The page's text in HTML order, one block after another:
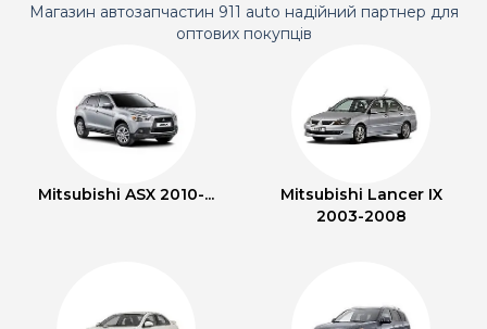
Магазин автозапчастин 911 auto надійний партнер для
оптових покупців
Mitsubishi ASX 2010-...
Mitsubishi Lancer IX
2003-2008